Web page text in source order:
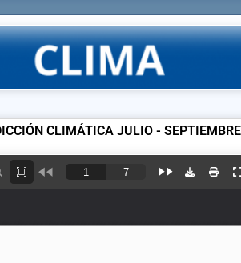
CLIMÁTICA JULIO -